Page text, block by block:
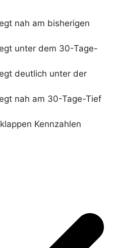
nah am bisherigen
unter dem 30-Tage-
deutlich unter der
nah am 30-Tage-Tief
Kennzahlen